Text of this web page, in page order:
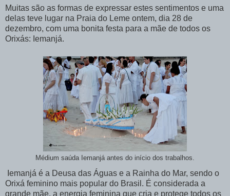
Muitas são as formas de expressar estes sentimentos e uma
delas teve lugar na Praia do Leme ontem, dia 28 de
dezembro, com uma bonita festa para a mãe de todos os
Orixás: Iemanjá.
Médium saúda Iemanjá antes do início dos trabalhos.
Iemanjá é a Deusa das Águas e a Rainha do Mar, sendo o
Orixá feminino mais popular do Brasil. É considerada a
grande mãe, a energia feminina que cria e protege todos os